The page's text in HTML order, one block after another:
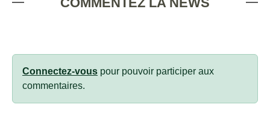
Connectez-vous pour pouvoir participer aux
commentaires.